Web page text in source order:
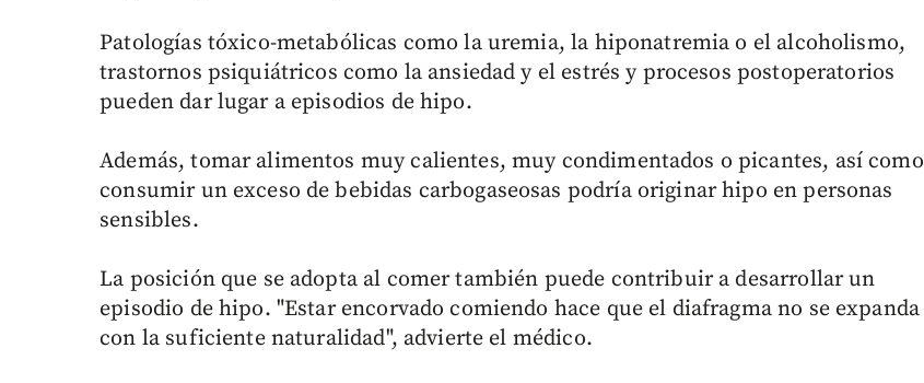
Patologías tóxico-metabólicas como la uremia, la hiponatremia o el alcoholismo,
trastornos psiquiátricos como la ansiedad y el estrés y procesos postoperatorios
pueden dar lugar a episodios de hipo.
Además, tomar alimentos muy calientes, muy condimentados o picantes, así como
consumir un exceso de bebidas carbogaseosas podría originar hipo en personas
sensibles.
La posición que se adopta al comer también puede contribuir a desarrollar un
episodio de hipo. "Estar encorvado comiendo hace que el diafragma no se expanda
con la suficiente naturalidad", advierte el médico.